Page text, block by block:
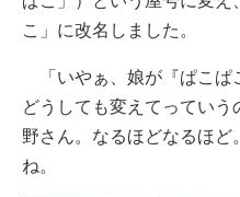
こ」に改名しました。
「いやぁ、娘が『ぱこぱ
どうしても変えてってい
野さん。なるほどなるほ
ね。